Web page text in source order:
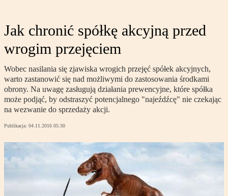
Jak chronić spółkę akcyjną przed
wrogim przejęciem
Wobec nasilania się zjawiska wrogich przejęć spółek akcyjnych,
warto zastanowić się nad możliwymi do zastosowania środkami
obrony. Na uwagę zasługują działania prewencyjne, które spółka
może podjąć, by odstraszyć potencjalnego "najeźdźcę" nie czekając
na wezwanie do sprzedaży akcji.
Publikacja: 04.11.2016 05:30